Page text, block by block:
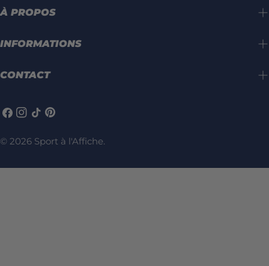
À PROPOS
INFORMATIONS
CONTACT
Facebook
Instagram
TIC Pinterest
© 2026 Sport à l'Affiche.